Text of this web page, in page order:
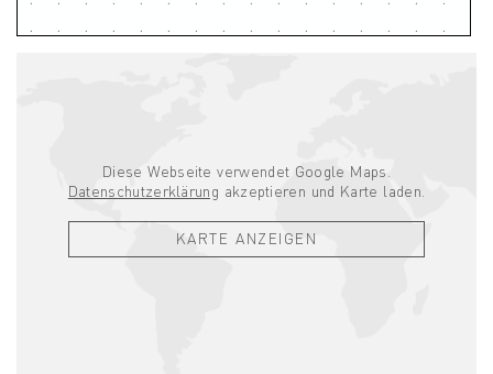
Diese Webseite verwendet Google Maps.
Datenschutzerklärung akzeptieren und Karte laden.
KARTE ANZEIGEN